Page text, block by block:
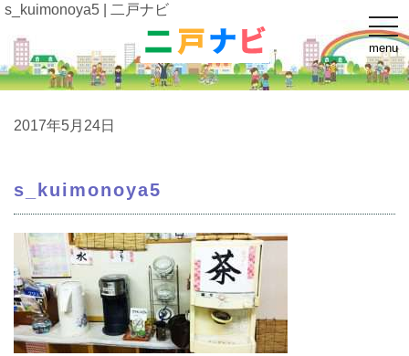
t
o
g
g
l
e
o
menu
s_kuimonoya5 | 二戸ナビ
2017年5月24日
s_kuimonoya5